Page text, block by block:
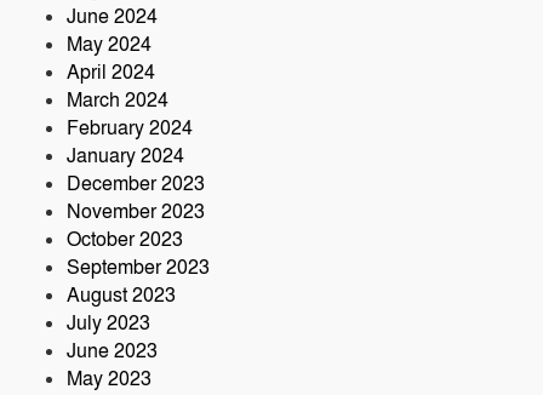
June 2024
May 2024
April 2024
March 2024
February 2024
January 2024
December 2023
November 2023
October 2023
September 2023
August 2023
July 2023
June 2023
May 2023